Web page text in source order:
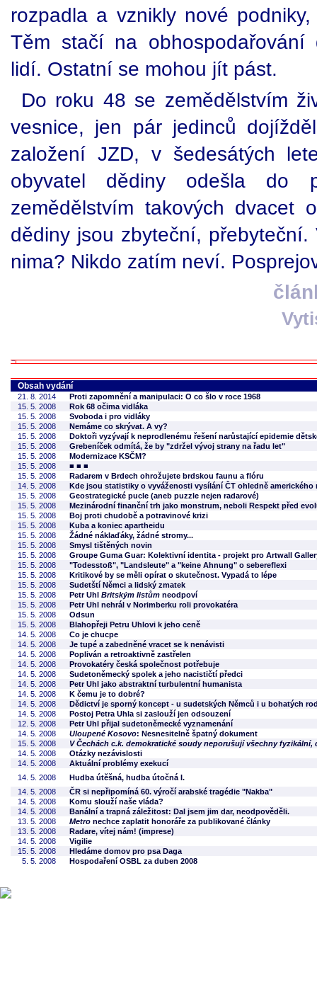
rozpadla a vznikly nové
Těm stačí na obhospodařování
lidí. Ostatní se mohou jít pást.
Do roku 48 se zemědělstvím
vesnice, jen pár jedinců
založení JZD, v šedesátých
obyvatel dědiny odešla do
zemědělstvím takových dvacet
dědiny jsou zbyteční,
nima? Nikdo zatím neví.
Obsah vydání
21. 8. 2014
Proti zapomnění a manipulaci: O co šlo v roce 1968
15. 5. 2008
Rok 68 očima vidláka
15. 5. 2008
Svoboda i pro vidláky
15. 5. 2008
Nemáme co skrývat. A vy?
15. 5. 2008
Doktoři vyzývají k neprodlenému řešení narůstající epidemie
15. 5. 2008
Grebeníček odmítá, že by "zdržel vývoj strany na řadu let"
15. 5. 2008
Modernizace KSČM?
15. 5. 2008
■ ■ ■
15. 5. 2008
Radarem v Brdech ohrožujete brdskou faunu a flóru
14. 5. 2008
Kde jsou statistiky o vyváženosti vysílání ČT ohledně amerického
15. 5. 2008
Geostrategické pucle (aneb puzzle nejen radarové)
15. 5. 2008
Mezinárodní finanční trh jako monstrum, neboli Respekt před
15. 5. 2008
Boj proti chudobě a potravinové krizi
15. 5. 2008
Kuba a koniec apartheidu
15. 5. 2008
Žádné náklaďáky, žádné stromy...
15. 5. 2008
Smysl tištěných novin
15. 5. 2008
Groupe Guma Guar: Kolektivní identita - projekt pro Artwall
15. 5. 2008
"Todesstoß", "Landsleute" a "keine Ahnung" o sebereflexi
15. 5. 2008
Kritikové by se měli opírat o skutečnost. Vypadá to lépe
15. 5. 2008
Sudetští Němci a lidský zmatek
15. 5. 2008
Petr Uhl Britským listům neodpoví
15. 5. 2008
Petr Uhl nehrál v Norimberku roli provokatéra
15. 5. 2008
Odsun
15. 5. 2008
Blahopřeji Petru Uhlovi k jeho ceně
14. 5. 2008
Co je chucpe
14. 5. 2008
Je tupé a zabedněné vracet se k nenávisti
14. 5. 2008
Popliván a retroaktivně zastřelen
14. 5. 2008
Provokatéry česká společnost potřebuje
14. 5. 2008
Sudetoněmecký spolek a jeho nacističtí předci
14. 5. 2008
Petr Uhl jako abstraktní turbulentní humanista
14. 5. 2008
K čemu je to dobré?
14. 5. 2008
Dědictví je sporný koncept - u sudetských Němců i u bohatých
14. 5. 2008
Postoj Petra Uhla si zaslouží jen odsouzení
12. 5. 2008
Petr Uhl přijal sudetoněmecké vyznamenání
14. 5. 2008
Uloupené Kosovo: Nesnesitelně špatný dokument
15. 5. 2008
V Čechách c.k. demokratické soudy neporušují všechny fyzikální,
14. 5. 2008
Otázky nezávislosti
14. 5. 2008
Aktuální problémy exekucí
14. 5. 2008
Hudba útěšná, hudba útočná I.
14. 5. 2008
ČR si nepřipomíná 60. výročí arabské tragédie "Nakba"
14. 5. 2008
Komu slouží naše vláda?
14. 5. 2008
Banální a trapná záležitost: Dal jsem jim dar, neodpověděli.
13. 5. 2008
Metro nechce zaplatit honoráře za publikované články
13. 5. 2008
Radare, vítej nám! (imprese)
14. 5. 2008
Vigilie
15. 5. 2008
Hledáme domov pro psa Daga
5. 5. 2008
Hospodaření OSBL za duben 2008